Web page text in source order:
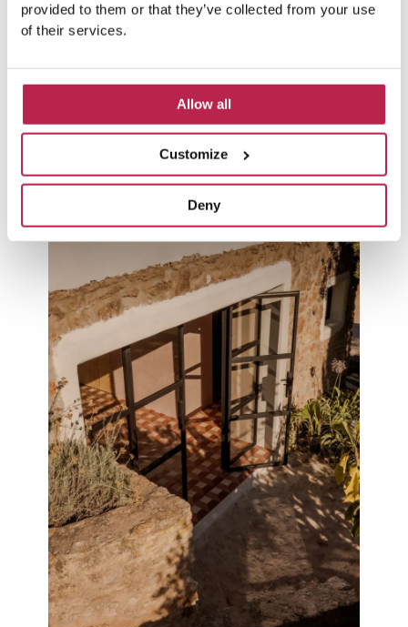
provided to them or that they’ve collected from your use
of their services.
Allow all
Customize
Deny
El Paso